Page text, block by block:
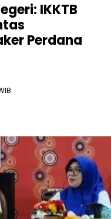
IKKTB
Perdana